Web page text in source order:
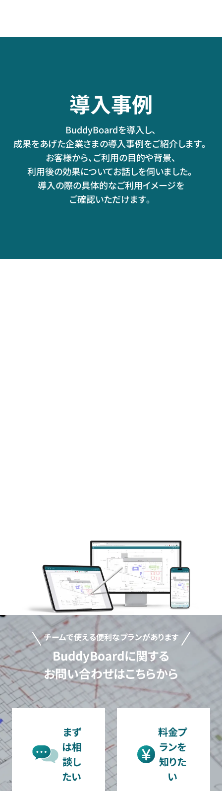
導入事例
BuddyBoardを導入し、
成果をあげた企業さまの導入事例をご紹介します。
お客様から、ご利用の目的や背景、
利用後の効果についてお話しを伺いました。
導入の際の具体的なご利用イメージを
ご確認いただけます。
チームで使える便利なプランがあります
BuddyBoardに関する
お問い合わせはこちらから
まず
は相
談し
たい
料金プ
ランを
知りた
い